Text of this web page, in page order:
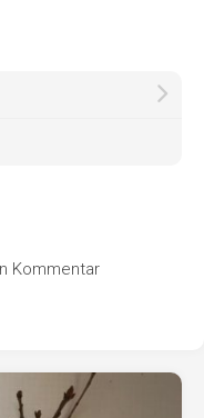
Kommentar